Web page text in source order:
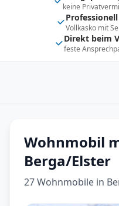
keine
Vollkasko mit
Direkt beim
feste
Wohnwagen
Wohnmobil
Berga/Elster
27 Wohnmobile in